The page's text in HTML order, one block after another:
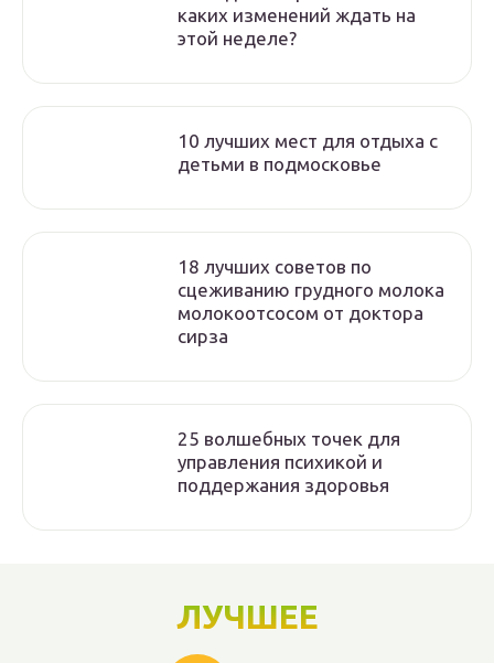
каких изменений ждать на
этой неделе?
10 лучших мест для отдыха с
детьми в подмосковье
18 лучших советов по
сцеживанию грудного молока
молокоотсосом от доктора
сирза
25 волшебных точек для
управления психикой и
поддержания здоровья
ЛУЧШЕЕ